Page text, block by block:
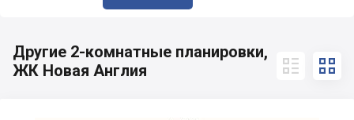
Другие 2-комнатные планировки,
ЖК Новая Англия
 